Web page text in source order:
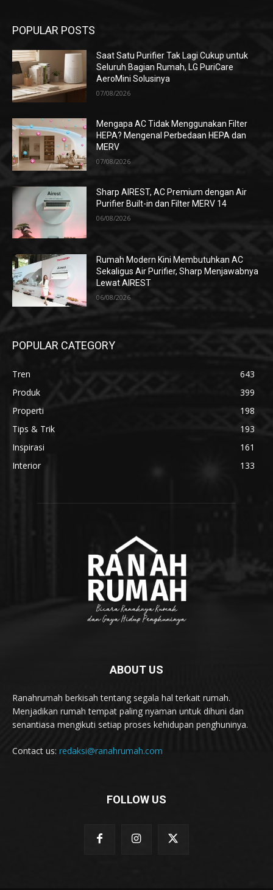
POPULAR POSTS
Saat Satu Purifier Tak Lagi Cukup untuk
Seluruh Bagian Rumah, LG PuriCare
AeroMini Solusinya
07/08/2026
Mengapa AC Tidak Menggunakan Filter
HEPA? Mengenal Perbedaan HEPA dan
MERV
07/08/2026
Sharp AIREST, AC Premium dengan Air
Purifier Built-in dan Filter MERV 14
06/08/2026
Rumah Modern Kini Membutuhkan AC
Sekaligus Air Purifier, Sharp Menjawabnya
Lewat AIREST
06/08/2026
POPULAR CATEGORY
Tren
643
Produk
399
Properti
198
Tips & Trik
193
Inspirasi
161
Interior
133
ABOUT US
Ranahrumah berkisah tentang segala hal terkait rumah.
Menjadikan rumah tempat paling nyaman untuk dihuni dan
senantiasa mengikuti setiap proses kehidupan penghuninya.
Contact us: redaksi@ranahrumah.com
FOLLOW US